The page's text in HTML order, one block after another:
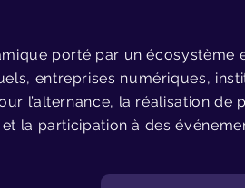
porté par un écosystème
entreprises numériques,
l’alternance, la réalisation de
la participation à des